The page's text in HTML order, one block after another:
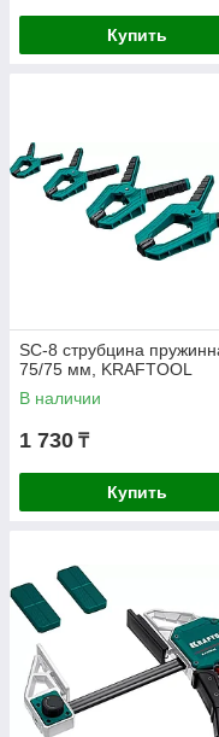
Купить
SC-8 струбцина
75/75 мм, KRAFTOOL
В наличии
1 730 ₸
Купить